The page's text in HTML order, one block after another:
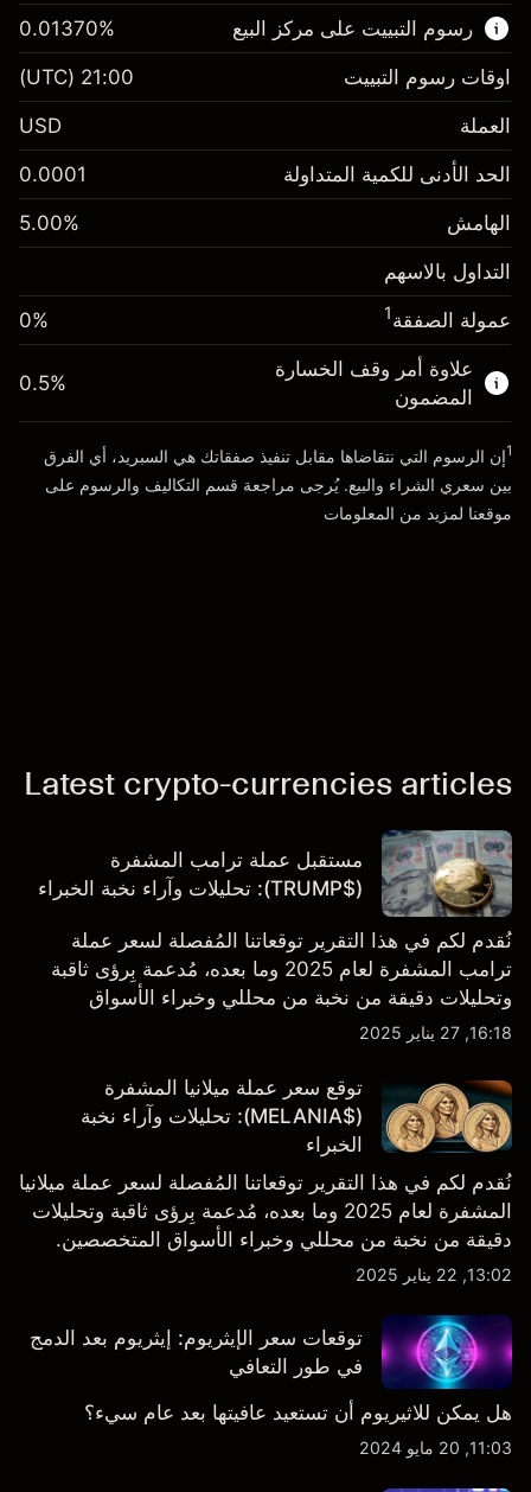
اعرف المزيد عن:
عقود الفروقات
الهامش. استثمارك $1,000.00
-0.061644
%
(-$12.33)
حجم التداول مع الرافعة المالية ~ $
المال من الرافعة المالية ~
الذهاب إلى المنصة
رسوم التبييت على مركز البيع
الهامش. استثمارك $1,000.00
رسم المبيت
0.013699
($2.74)
حجم التداول مع الرافعة المالية ~ $
المال من الرافعة المالية ~
0.01370%
اوقات رسوم التبييت 21:00
(UTC)
العملة USD
الحد الأدنى للكمية المتداولة 0.0001
الهامش 5.00%
التداول بالاسهم
عمولة الصفقة1
0%
علاوة أمر وقف الخسارة
المضمون
0.5%
1إن الرسوم التي نتقاضاها مقابل تنفيذ صفقاتك هي السبريد، أي الفرق
بين سعري الشراء والبيع. يُرجى مراجعة قسم التكاليف والرسوم على
موقعنا لمزيد من المعلومات
Latest crypto-currencies articles
مستقبل عملة ترامب المشفرة
($TRUMP): تحليلات وآراء نخبة الخبراء
نُقدم لكم في هذا التقرير توقعاتنا المُفصلة لسعر عملة
ترامب المشفرة لعام 2025 وما بعده، مُدعمة بِرؤى ثاقبة
وتحليلات دقيقة من نخبة من محللي وخبراء الأسواق
المتخصصين
16:18, 27 يناير 2025
توقع سعر عملة ميلانيا المشفرة
($MELANIA): تحليلات وآراء نخبة
الخبراء
نُقدم لكم في هذا التقرير توقعاتنا المُفصلة لسعر عملة ميلانيا
المشفرة لعام 2025 وما بعده، مُدعمة بِرؤى ثاقبة وتحليلات
دقيقة من نخبة من محللي وخبراء الأسواق المتخصصين.
13:02, 22 يناير 2025
توقعات سعر الإيثريوم: إيثريوم بعد الدمج
في طور التعافي
هل يمكن للاثيريوم أن تستعيد عافيتها بعد عام سيء؟
11:03, 20 مايو 2024